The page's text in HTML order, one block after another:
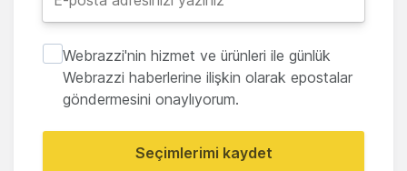
Webrazzi'nin hizmet ve ürünleri ile günlük
Webrazzi haberlerine ilişkin olarak epostalar
göndermesini onaylıyorum.
Seçimlerimi kaydet